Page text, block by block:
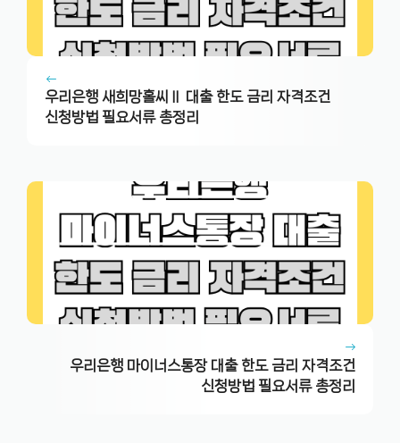
우리은행 새희망홀씨Ⅱ 대출 한도 금리 자격조건
신청방법 필요서류 총정리
우리은행 마이너스통장 대출 한도 금리 자격조건
신청방법 필요서류 총정리